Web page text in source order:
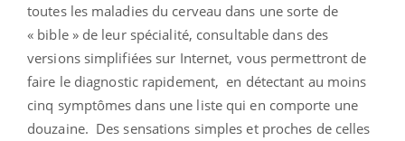
toutes les maladies du cerveau dans une sorte de
« bible » de leur spécialité, consultable dans des
versions simplifiées sur Internet, vous permettront de
faire le diagnostic rapidement, en détectant au moins
cinq symptômes dans une liste qui en comporte une
douzaine. Des sensations simples et proches de celles